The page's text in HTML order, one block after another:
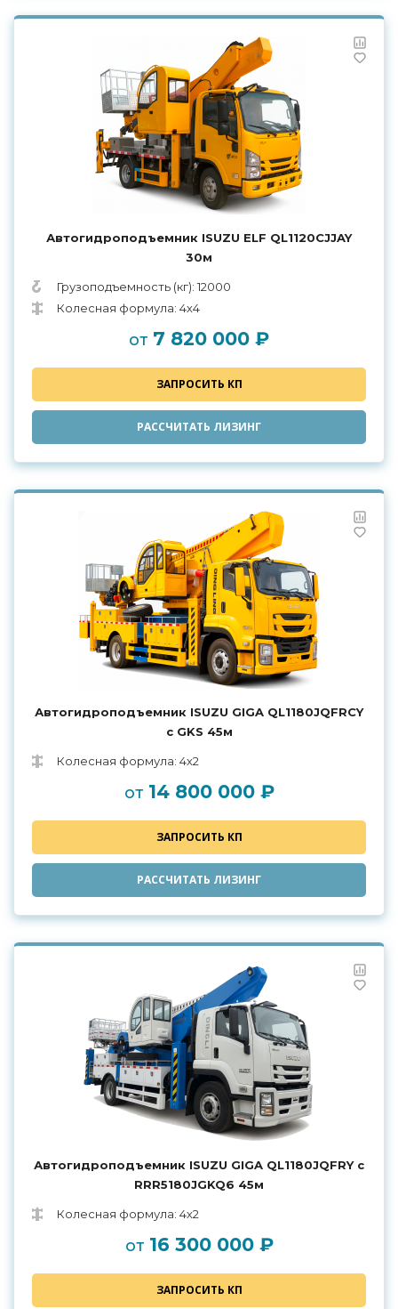
Автогидроподъемник ISUZU ELF QL1120CJJAY
30м
Грузоподъемность (кг): 12000
Колесная формула: 4х4
от 7 820 000 ₽
ЗАПРОСИТЬ КП
РАССЧИТАТЬ ЛИЗИНГ
Автогидроподъемник ISUZU GIGA QL1180JQFRCY
с GKS 45м
Колесная формула: 4х2
от 14 800 000 ₽
ЗАПРОСИТЬ КП
РАССЧИТАТЬ ЛИЗИНГ
Автогидроподъемник ISUZU GIGA QL1180JQFRY с
RRR5180JGKQ6 45м
Колесная формула: 4х2
от 16 300 000 ₽
ЗАПРОСИТЬ КП